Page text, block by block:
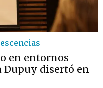
en entornos
Dupuy disertó en